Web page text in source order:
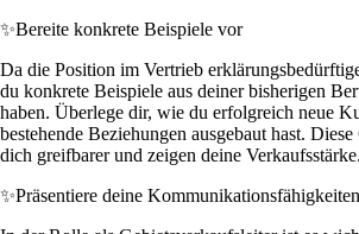
✨Bereite konkrete Beispiele vor
Da die Position im Vertrieb
du konkrete Beispiele aus deiner bisherigen
haben. Überlege dir, wie du erfolgreich neue
bestehende Beziehungen ausgebaut hast.
dich greifbarer und zeigen deine Verkaufsstärke.
✨Präsentiere deine Kommunikationsfähigkeiten